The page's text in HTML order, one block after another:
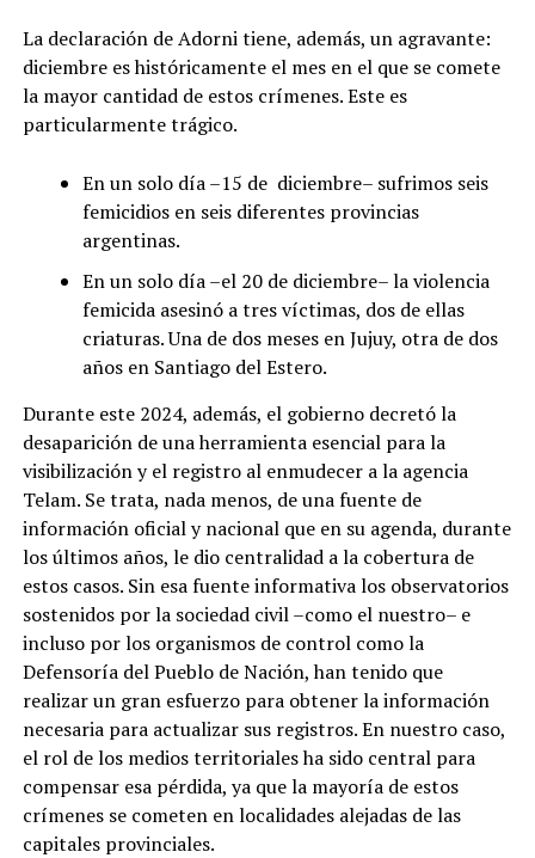
La declaración de Adorni tiene, además, un agravante:
diciembre es históricamente el mes en el que se comete
la mayor cantidad de estos crímenes. Este es
particularmente trágico.
En un solo día –15 de diciembre– sufrimos seis
femicidios en seis diferentes provincias
argentinas.
En un solo día –el 20 de diciembre– la violencia
femicida asesinó a tres víctimas, dos de ellas
criaturas. Una de dos meses en Jujuy, otra de dos
años en Santiago del Estero.
Durante este 2024, además, el gobierno decretó la
desaparición de una herramienta esencial para la
visibilización y el registro al enmudecer a la agencia
Telam. Se trata, nada menos, de una fuente de
información oficial y nacional que en su agenda, durante
los últimos años, le dio centralidad a la cobertura de
estos casos. Sin esa fuente informativa los observatorios
sostenidos por la sociedad civil –como el nuestro– e
incluso por los organismos de control como la
Defensoría del Pueblo de Nación, han tenido que
realizar un gran esfuerzo para obtener la información
necesaria para actualizar sus registros. En nuestro caso,
el rol de los medios territoriales ha sido central para
compensar esa pérdida, ya que la mayoría de estos
crímenes se cometen en localidades alejadas de las
capitales provinciales.